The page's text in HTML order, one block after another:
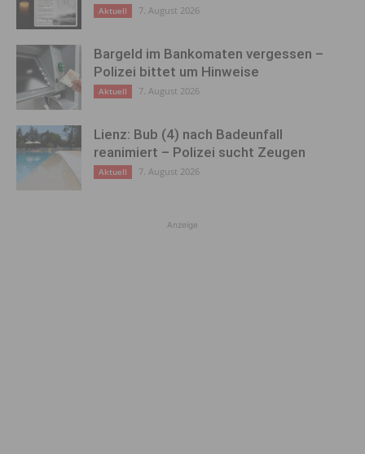
Aktuell 7. August 2026
Bargeld im Bankomaten vergessen –
Polizei bittet um Hinweise
Aktuell 7. August 2026
Lienz: Bub (4) nach Badeunfall
reanimiert – Polizei sucht Zeugen
Aktuell 7. August 2026
Anzeige